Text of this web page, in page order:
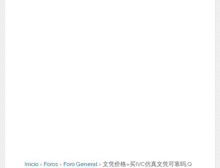
Inicio › Foros › Foro General › 文凭价格»买IVC仿真文凭可靠吗,Q